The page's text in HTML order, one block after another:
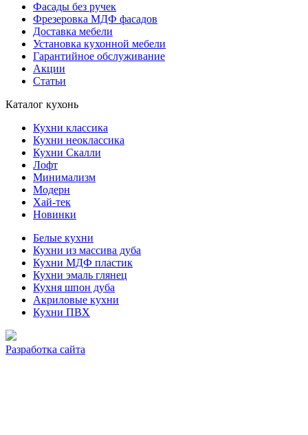
Фасады без ручек
Фрезеровка МДФ фасадов
Доставка мебели
Установка кухонной мебели
Гарантийное обслуживание
Акции
Статьи
Каталог кухонь
Кухни классика
Кухни неоклассика
Кухни Скалли
Лофт
Минимализм
Модерн
Хай-тек
Новинки
Белые кухни
Кухни из массива дуба
Кухни МДФ пластик
Кухни эмаль глянец
Кухня шпон дуба
Акриловые кухни
Кухни ПВХ
Разработка сайта